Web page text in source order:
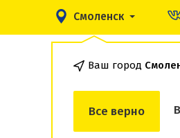
Смоленск
Ваш город
Все верно